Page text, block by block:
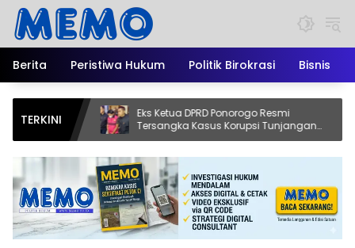
Langsung
konten
Berita
Peristiwa Hukum Politik Birokrasi Bisnis
TERKINI
Catur
yang
Eks Ketua DPRD Ponorogo Resmi
Tersangka Kasus Korupsi Tunjangan
Perumahan